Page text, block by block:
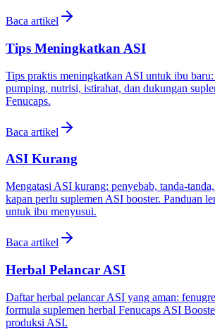
Baca artikel
Tips Meningkatkan ASI
Tips praktis meningkatkan ASI untuk ibu
pumping, nutrisi, istirahat, dan dukungan
Fenucaps.
Baca artikel
ASI Kurang
Mengatasi ASI kurang: penyebab, tanda-
kapan perlu suplemen ASI booster. Panduan
untuk ibu menyusui.
Baca artikel
Herbal Pelancar ASI
Daftar herbal pelancar ASI yang aman:
formula suplemen herbal Fenucaps ASI
produksi ASI.